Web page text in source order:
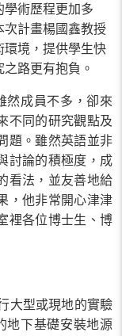
術歷程更加多
次計畫楊國鑫教授
環境，提供學生快
路更有抱負。
然成員不多，卻來
不同的研究觀點及
題。雖然英語並非
討論的積極度，成
看法，並友善地給
，他非常開心津津
裡各位博士生、博
大型或現地的實驗
地下基礎安裝地源